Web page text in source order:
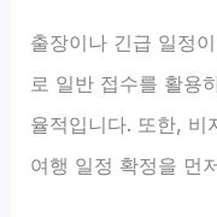
출장이나 긴급 일정
로 일반 접수를 활용
율적입니다. 또한, 비
여행 일정 확정을 먼